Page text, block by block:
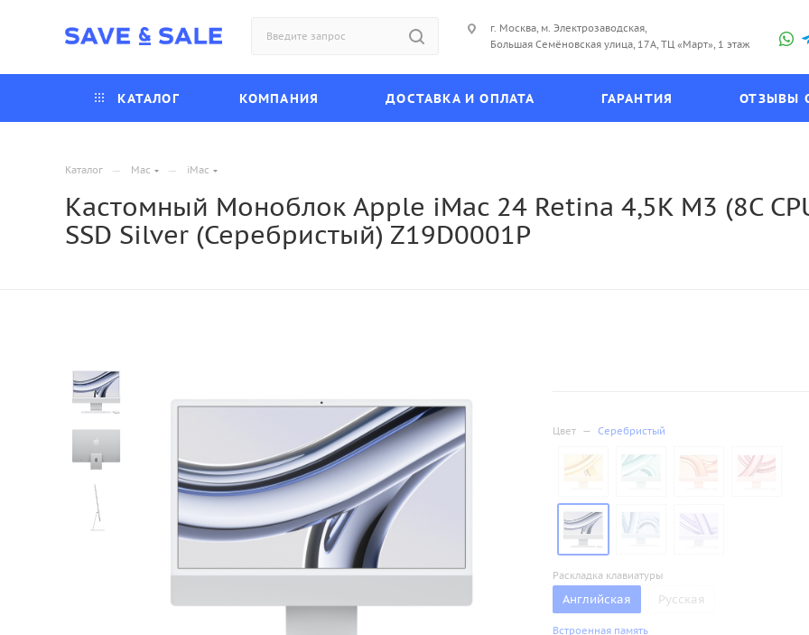
г. Москва, м. Электрозаводская,
Большая Семёновская улица, 17А, ТЦ «Март», 1 этаж
КАТАЛОГ КОМПАНИЯ ДОСТАВКА И ОПЛАТА ГАРАНТИЯ ОТЗЫВЫ
Каталог — Mac — iMac
Кастомный Моноблок Apple iMac 24 Retina 4,5K M3 (8C
SSD Silver (Серебристый) Z19D0001P
Цвет — Серебристый
Раскладка клавиатуры
Английская Русская
Встроенная память